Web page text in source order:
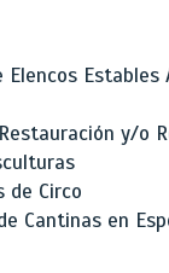
Elencos
y/o
de Circo
Cantinas en